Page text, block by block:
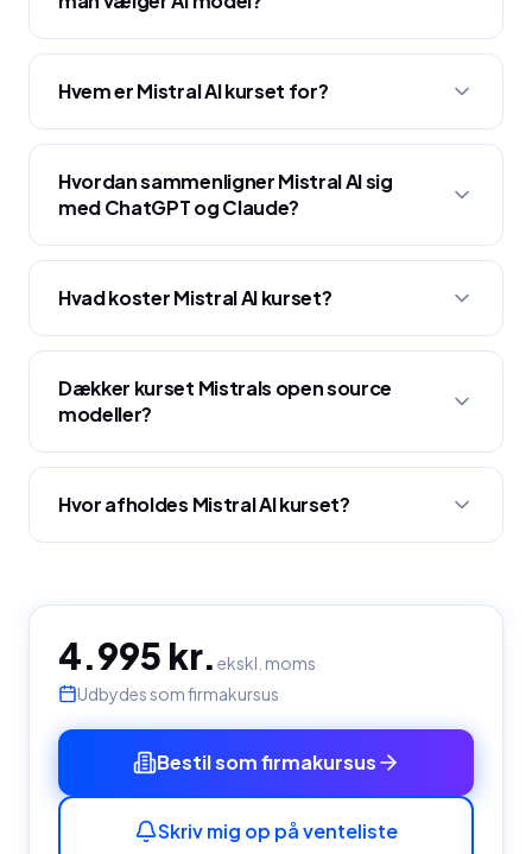
Hvem er Mistral AI kurset for?
Hvordan sammenligner Mistral AI sig
med ChatGPT og Claude?
Hvad koster Mistral AI kurset?
Dækker kurset Mistrals open source
modeller?
Hvor afholdes Mistral AI kurset?
4.995 kr. ekskl. moms
Udbydes som firmakursus
Bestil som firmakursus
Skriv mig op på venteliste